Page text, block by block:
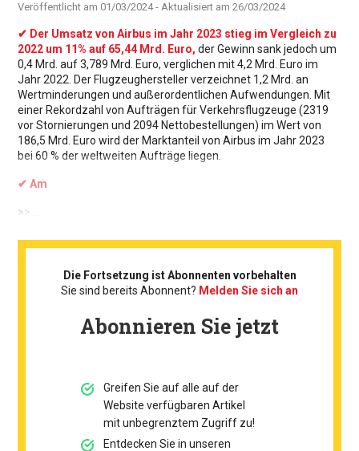
Veröffentlicht am 01/03/2024- Aktualisiert am 26/03/2024
✔ Der Umsatz von Airbus im Jahr 2023 stieg im Vergleich zu
2022 um 11% auf 65,44 Mrd. Euro, der Gewinn sank jedoch um
0,4 Mrd. auf 3,789 Mrd. Euro, verglichen mit 4,2 Mrd. Euro im
Jahr 2022. Der Flugzeughersteller verzeichnet 1,2 Mrd. an
Wertminderungen und außerordentlichen Aufwendungen. Mit
einer Rekordzahl von Aufträgen für Verkehrsflugzeuge (2319
vor Stornierungen und 2094 Nettobestellungen) im Wert von
186,5 Mrd. Euro wird der Marktanteil von Airbus im Jahr 2023
bei 60 % der weltweiten Aufträge liegen.
✔ Am
>> ...
Die Fortsetzung ist Abonnenten vorbehalten
Sie sind bereits Abonnent? Melden Sie sich an
Abonnieren Sie jetzt
Greifen Sie auf alle auf der
Website verfügbaren Artikel
mit unbegrenztem Zugriff zu!
Entdecken Sie in unseren